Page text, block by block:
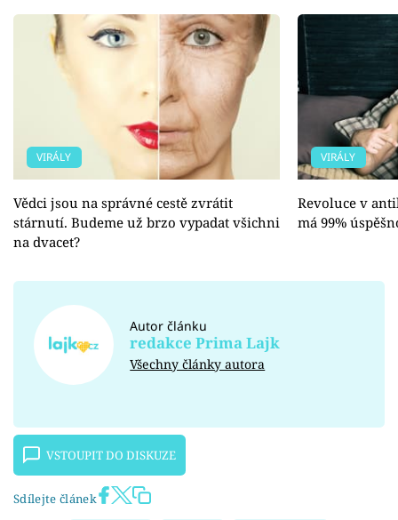
VIRÁLY
Vědci jsou na správné cestě zvrátit
stárnutí. Budeme už brzo vypadat všichni
na dvacet?
VIRÁLY
Revoluce v
má 99%
Autor článku
redakce Prima Lajk
Všechny články autora
VSTOUPIT DO DISKUZE
Sdílejte článek